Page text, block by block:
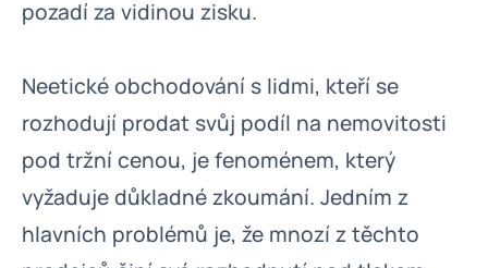
pozadí za vidinou zisku.
Neetické obchodování s lidmi, kteří se
rozhodují prodat svůj podíl na nemovitosti
pod tržní cenou, je fenoménem, který
vyžaduje důkladné zkoumání. Jedním z
hlavních problémů je, že mnozí z těchto